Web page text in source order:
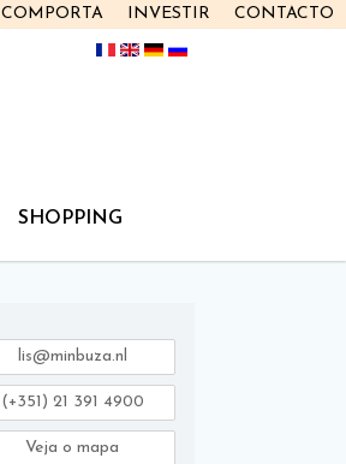
CONTACTO
INVESTIR
COMPORTA
SHOPPING
lis@minbuza.nl
(+351) 21 391 4900
Veja o mapa